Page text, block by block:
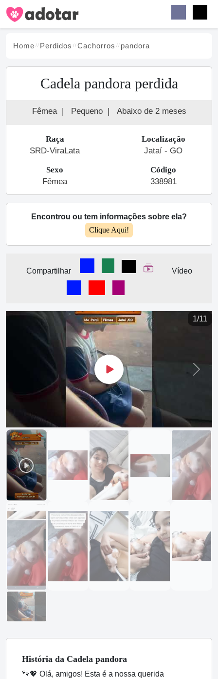
Home Perdidos Cachorros pandora
Cadela pandora perdida
Fêmea | Pequeno | Abaixo de 2 meses
Raça
SRD-ViraLata
Localização
Jataí - GO
Sexo
Fêmea
Código
338981
Encontrou ou tem informações sobre ela?
Clique Aqui!
Compartilhar
Compartilhar no Facebook
Compartilhar no WhatsApp
Compartilhar
Ver Web Story
Vídeo
1/11
Next
História da Cadela pandora
🐾💖 Olá, amigos! Esta é a nossa querida